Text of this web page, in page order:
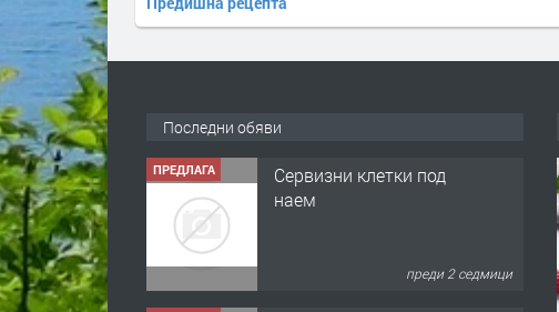
Последни обяви
ПРЕДЛАГА
Сервизни клетки под
наем
преди 2 седмици